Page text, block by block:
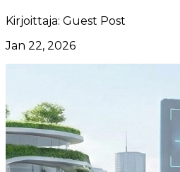
Kirjoittaja: Guest Post
Jan 22, 2026